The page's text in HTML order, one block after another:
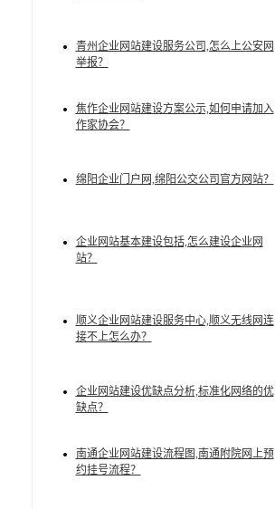
青州企业网站建设服务公司,怎么上公安网
举报？
焦作企业网站建设方案公示,如何申请加入
作家协会？
绵阳企业门户网,绵阳公交公司官方网站？
企业网站基本建设包括,怎么建设企业网
站？
顺义企业网站建设服务中心,顺义无线网连
接不上怎么办？
企业网站建设优缺点分析,标准化网络的优
缺点？
南通企业网站建设流程图,南通附院网上预
约挂号流程？